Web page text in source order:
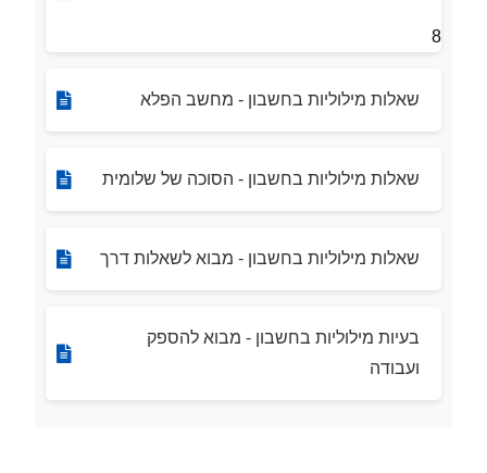
8
שאלות מילוליות בחשבון - מחשב הפלא
שאלות מילוליות בחשבון - הסוכה של שלומית
שאלות מילוליות בחשבון - מבוא לשאלות דרך
בעיות מילוליות בחשבון - מבוא להספק
ועבודה